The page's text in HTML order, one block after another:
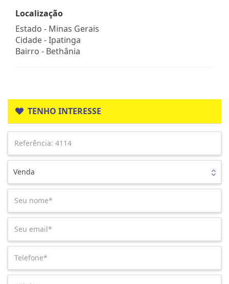
Localização
Estado - Minas Gerais
Cidade -Ipatinga
Bairro - Bethânia
TENHO INTERESSE
Venda